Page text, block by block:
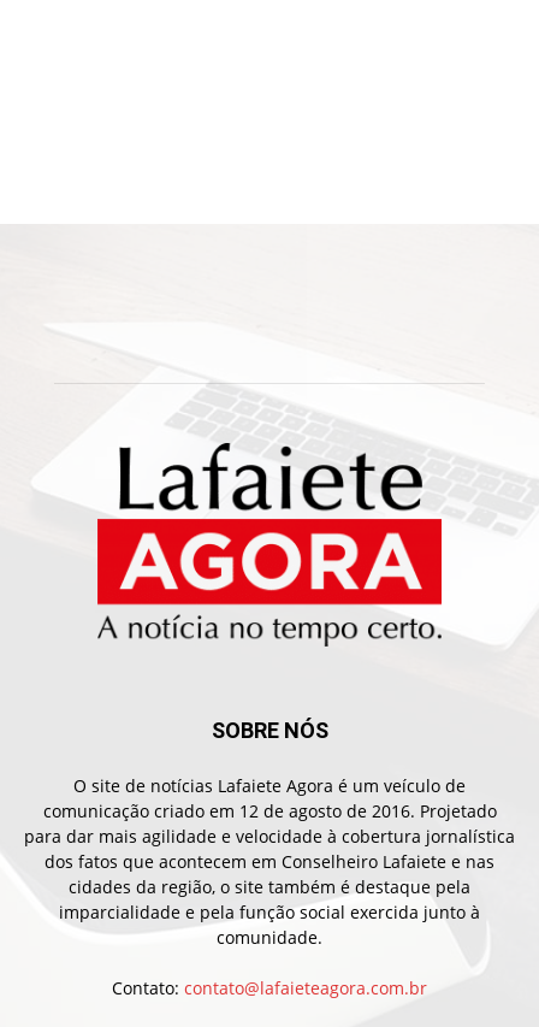
SOBRE NÓS
O site de notícias Lafaiete Agora é um veículo de
comunicação criado em 12 de agosto de 2016. Projetado
para dar mais agilidade e velocidade à cobertura jornalística
dos fatos que acontecem em Conselheiro Lafaiete e nas
cidades da região, o site também é destaque pela
imparcialidade e pela função social exercida junto à
comunidade.
Contato: contato@lafaieteagora.com.br